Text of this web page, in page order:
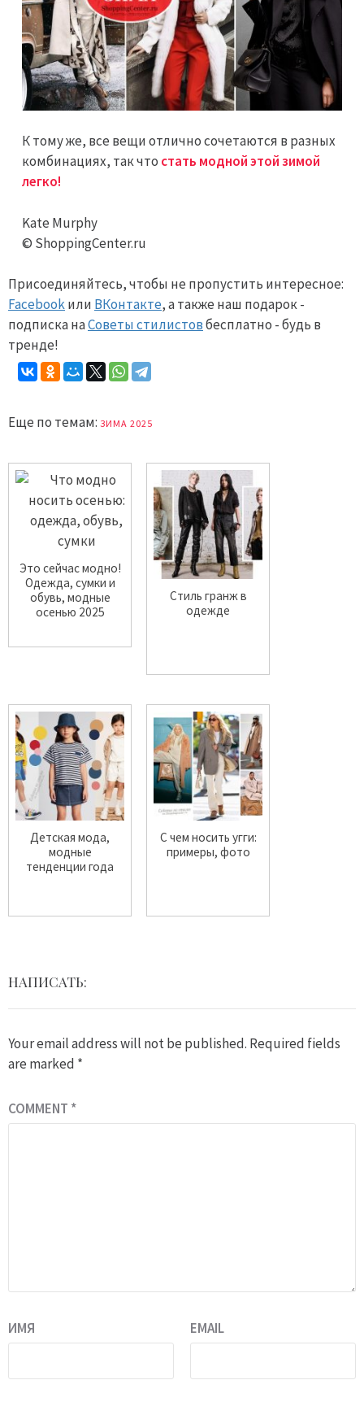
К тому же, все вещи отлично сочетаются в разных
комбинациях, так что стать модной этой зимой
легко!
Kate Murphy
© ShoppingCenter.ru
Присоединяйтесь, чтобы не пропустить интересное:
Facebookили ВКонтакте, а также наш подарок -
подписка наСоветы стилистовбесплатно - будь в
тренде!
Еще по темам: ЗИМА 2025
Это сейчас модно!
Одежда, сумки и
обувь, модные
осенью 2025
Стиль гранж в
одежде
Детская мода,
модные
тенденции года
С чем носить угги:
примеры, фото
НАПИСАТЬ:
Your email address will not be published. Required fields
are marked *
COMMENT *
ИМЯ EMAIL